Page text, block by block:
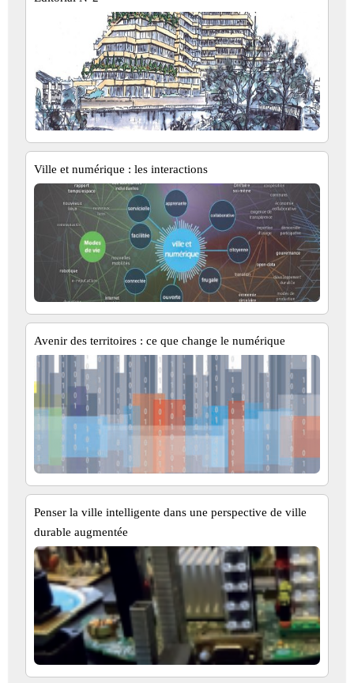
Ville et numérique : les interactions
Avenir des territoires : ce que change le numérique
Penser la ville intelligente dans une perspective de ville
durable augmentée